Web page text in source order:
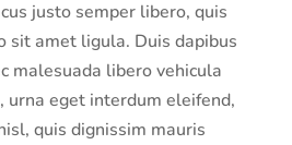
justo semper libero, quis
sit amet ligula. Duis dapibus
malesuada libero vehicula
urna eget interdum eleifend,
quis dignissim mauris